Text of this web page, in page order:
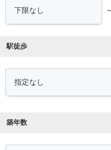
～
駅徒歩
築年数